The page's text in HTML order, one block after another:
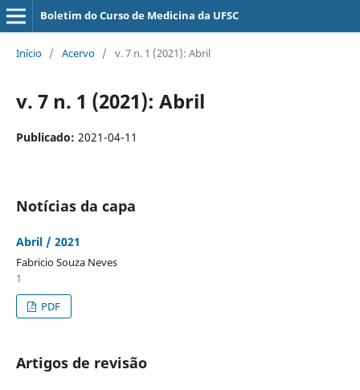
Boletim do Curso de Medicina da UFSC
Início / Acervo / v. 7 n. 1 (2021): Abril
v. 7 n. 1 (2021): Abril
Publicado: 2021-04-11
Notícias da capa
Abril / 2021
Fabricio Souza Neves
1
PDF
Artigos de revisão